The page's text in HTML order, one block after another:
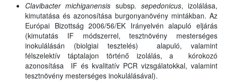
Clavibacter michiganensis subsp. sepedonicus, izolálása,
kimutatása és azonosítása burgonyanövény mintákban. Az
Európai Bizottság 2006/56/EK Irányelvén alapuló eljárás
(kimutatás IF módszerrel, tesztnövény mesterséges
inokulálásán (biolgiai tesztelés) alapuló, valamint
félszelektív táptalajon történő izolálás, a kórokozó
azonosítása IF és kvalitatív PCR vizsgálatokkal, valamint
tesztnövény mesterséges inokulálásával).